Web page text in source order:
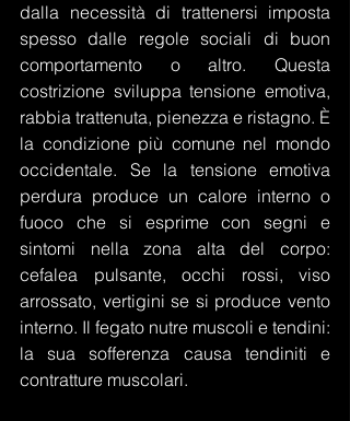
dalla necessità di trattenersi imposta
spesso dalle regole sociali di buon
comportamento o altro. Questa
costrizione sviluppa tensione emotiva,
rabbia trattenuta, pienezza e ristagno. È
la condizione più comune nel mondo
occidentale. Se la tensione emotiva
perdura produce un calore interno o
fuoco che si esprime con segni e
sintomi nella zona alta del corpo:
cefalea pulsante, occhi rossi, viso
arrossato, vertigini se si produce vento
interno. Il fegato nutre muscoli e tendini:
la sua sofferenza causa tendiniti e
contratture muscolari.